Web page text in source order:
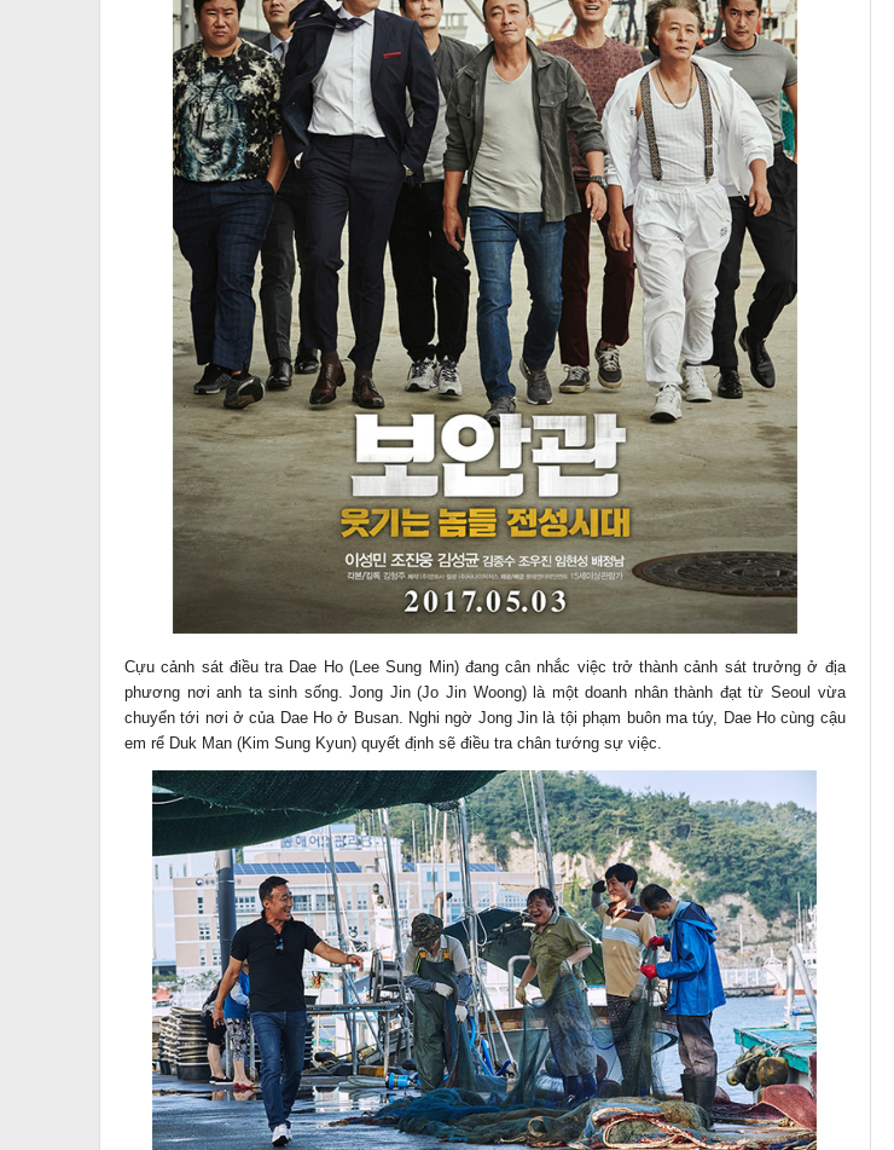
Cựu cảnh sát điều tra Dae Ho (Lee Sung Min) đang cân nhắc việc trở thành cảnh sát trưởng ở địa
phương nơi anh ta sinh sống. Jong Jin (Jo Jin Woong) là một doanh nhân thành đạt từ Seoul vừa
chuyển tới nơi ở của Dae Ho ở Busan. Nghi ngờ Jong Jin là tội phạm buôn ma túy, Dae Ho cùng cậu
em rể Duk Man (Kim Sung Kyun) quyết định sẽ điều tra chân tướng sự việc.